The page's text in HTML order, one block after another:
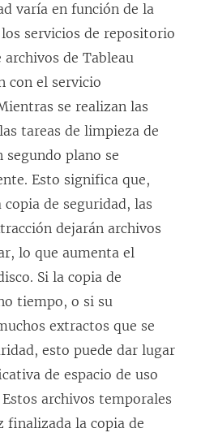
v
varía en función de la
servicios de repositorio
de Tableau
con el servicio
se realizan las
tareas de limpieza de
plano se
Esto significa que,
de seguridad, las
dejarán archivos
lo que aumenta el
Si la copia de
tiempo, o si su
extractos que se
esto puede dar lugar
de espacio de uso
archivos temporales
finalizada la copia de